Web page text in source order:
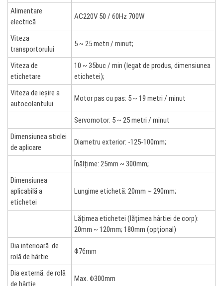
Alimentare
electrică
AC220V 50 / 60Hz 700W
Viteza
transportorului
5 ~ 25 metri / minut;
Viteza de
etichetare
10 ~ 35buc / min (legat de produs, dimensiunea
etichetei);
Viteza de ieșire a
autocolantului
Motor pas cu pas: 5 ~ 19 metri / minut
Servomotor: 5 ~ 25 metri / minut
Dimensiunea sticlei
de aplicare
Diametru exterior: -125-100mm;
Înălțime: 25mm ~ 300mm;
Dimensiunea
aplicabilă a
etichetei
Lungime etichetă: 20mm ~ 290mm;
Lățimea etichetei (lățimea hârtiei de corp):
20mm ~ 120mm; 180mm (opțional)
Dia interioară. de
rolă de hârtie
Φ76mm
Dia externă. de rolă
de hârtie
Max. Φ300mm